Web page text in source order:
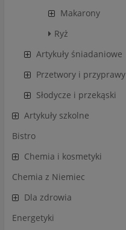
Makarony
Ryż
Artykuły śniadaniowe
Przetwory i przyprawy
Słodycze i przekąski
Artykuły szkolne
Bistro
Chemia i kosmetyki
Chemia z Niemiec
Dla zdrowia
Energetyki